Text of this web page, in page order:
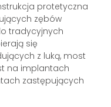
protetyczna
zębów
tradycyjnych
się
z luką, most
na implantach
zastępujących